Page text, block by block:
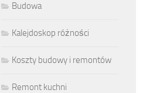
Budowa
Kalejdoskop różności
Koszty budowy i remontów
Remont kuchni